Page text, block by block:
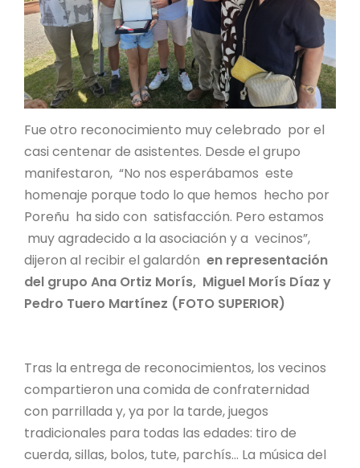
Fue otro reconocimiento muy celebrado por el
casi centenar de asistentes. Desde el grupo
manifestaron, “No nos esperábamos este
homenaje porque todo lo que hemos hecho por
Poreñu ha sido con satisfacción. Pero estamos
muy agradecido a la asociación y a vecinos”,
dijeron al recibir el galardón en representación
del grupo Ana Ortiz Morís, Miguel Morís Díaz y
Pedro Tuero Martínez (FOTO SUPERIOR)
Tras la entrega de reconocimientos, los vecinos
compartieron una comida de confraternidad
con parrillada y, ya por la tarde, juegos
tradicionales para todas las edades: tiro de
cuerda, sillas, bolos, tute, parchís… La música del